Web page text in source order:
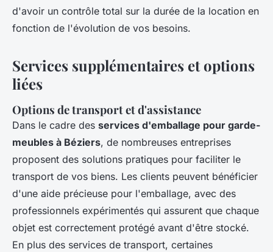
d'avoir un contrôle total sur la durée de la location en
fonction de l'évolution de vos besoins.
Services supplémentaires et options
liées
Options de transport et d'assistance
Dans le cadre des services d'emballage pour garde-
meubles à Béziers, de nombreuses entreprises
proposent des solutions pratiques pour faciliter le
transport de vos biens. Les clients peuvent bénéficier
d'une aide précieuse pour l'emballage, avec des
professionnels expérimentés qui assurent que chaque
objet est correctement protégé avant d'être stocké.
En plus des services de transport, certaines